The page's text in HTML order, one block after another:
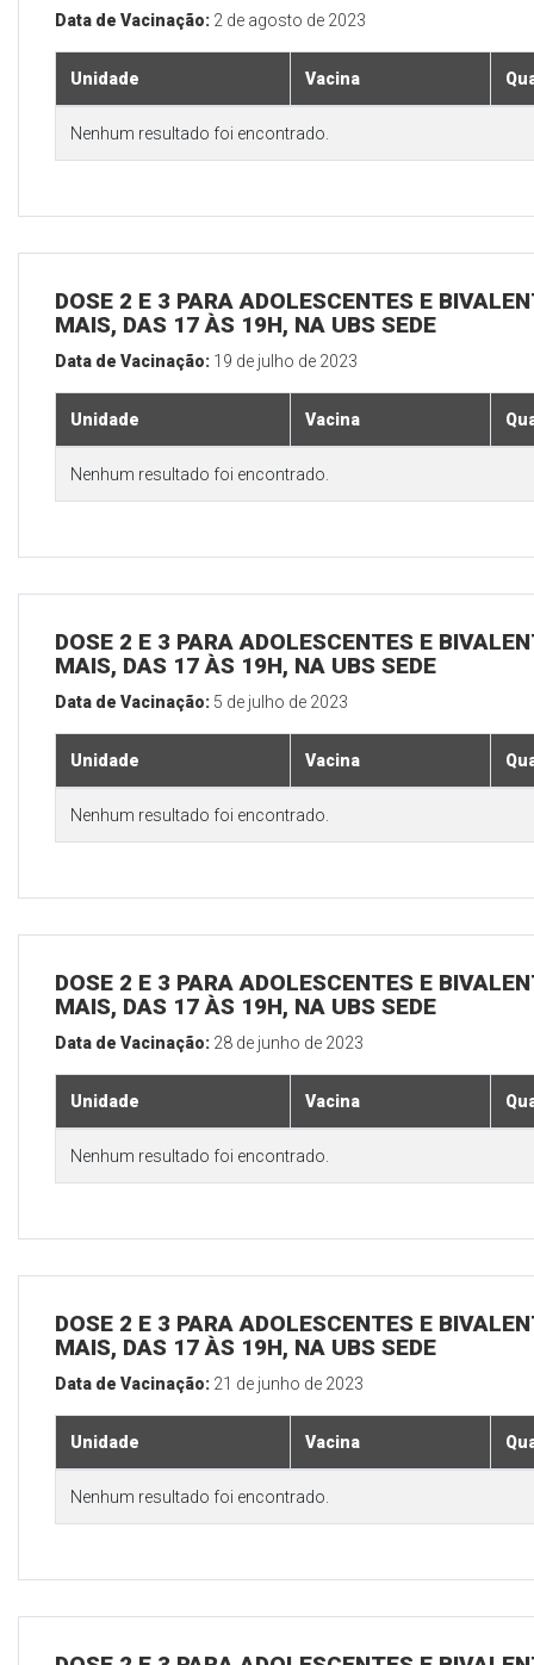
Data de Vacinação: 2 de agosto de 2023
Unidade Vacina
Nenhum resultado foi encontrado.
DOSE 2 E 3 PARA ADOLESCENTES E
MAIS, DAS 17 ÀS 19H, NA UBS SEDE
Data de Vacinação: 19 de julho de 2023
Unidade Vacina
Nenhum resultado foi encontrado.
DOSE 2 E 3 PARA ADOLESCENTES E
MAIS, DAS 17 ÀS 19H, NA UBS SEDE
Data de Vacinação: 5 de julho de 2023
Unidade Vacina
Nenhum resultado foi encontrado.
DOSE 2 E 3 PARA ADOLESCENTES E
MAIS, DAS 17 ÀS 19H, NA UBS SEDE
Data de Vacinação: 28 de junho de 2023
Unidade Vacina
Nenhum resultado foi encontrado.
DOSE 2 E 3 PARA ADOLESCENTES E
MAIS, DAS 17 ÀS 19H, NA UBS SEDE
Data de Vacinação: 21 de junho de 2023
Unidade Vacina
Nenhum resultado foi encontrado.